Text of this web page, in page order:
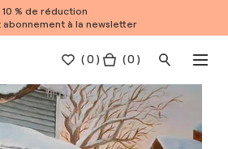
10 % de réduction
à la newsletter
(0 ) ( 0 )